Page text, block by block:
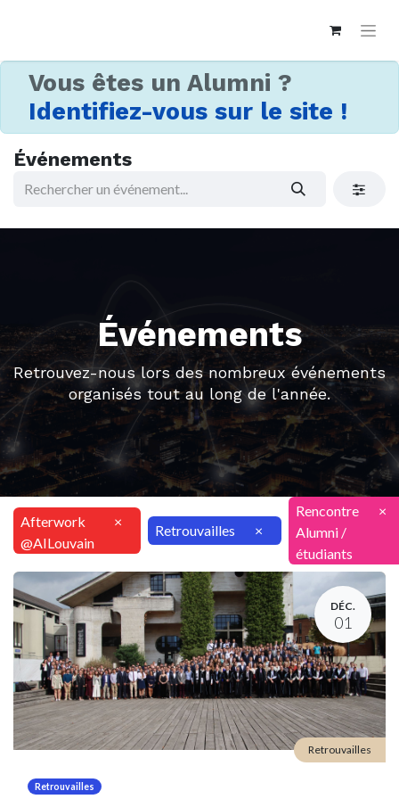
Vous êtes un Alumni ?
Identifiez-vous sur le site !
Événements
Événements
Retrouvez-nous lors des nombreux événements
organisés tout au long de l'année.
Afterwork
@AILouvain
×
Retrouvailles ×
Rencontre
Alumni /
étudiants
×
DÉC.
01
Retrouvailles
Retrouvailles